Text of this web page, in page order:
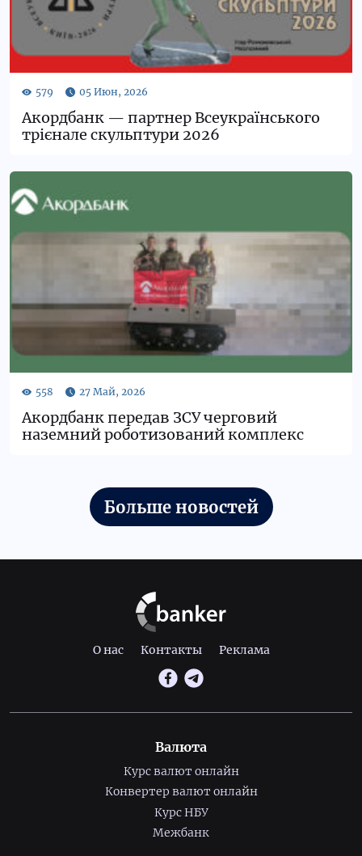
Акордбанк — партнер Всеукраїнського
трієнале скульптури 2026
Акордбанк передав ЗСУ черговий
наземний роботизований комплекс
Больше новостей
О нас Контакты Реклама
Валюта
Курс валют онлайн
Конвертер валют онлайн
Курс НБУ
Межбанк